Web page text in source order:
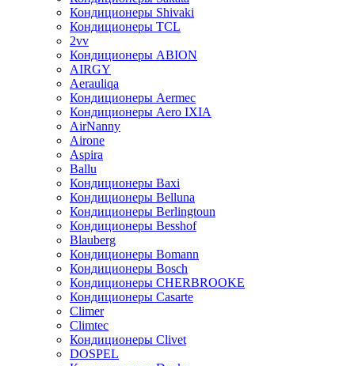
Кондиционеры Shivaki
Кондиционеры TCL
2vv
Кондиционеры ABION
AIRGY
Aerauliqa
Кондиционеры Aermec
Кондиционеры Aero IXIA
AirNanny
Airone
Aspira
Ballu
Кондиционеры Baxi
Кондиционеры Belluna
Кондиционеры Berlingtoun
Кондиционеры Besshof
Blauberg
Кондиционеры Bomann
Кондиционеры Bosch
Кондиционеры CHERBROOKE
Кондиционеры Casarte
Climer
Climtec
Кондиционеры Clivet
DOSPEL